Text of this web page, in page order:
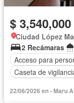
$
Ciudad López
2 Recámaras
Acceso para
Caseta de
Internet
22/06/2026 en - Maru